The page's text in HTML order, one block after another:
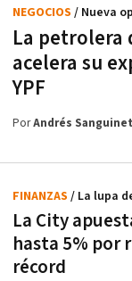
La petrolera
acelera su
YPF
NEGOCIOS / Nueva
PorAndrés
La City
hasta 5% por
récord
FINANZAS / La lupa